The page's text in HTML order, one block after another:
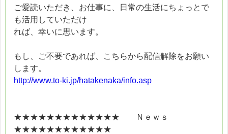
ご愛読いただき、お仕事に、日常の生活にちょっとで
も活用していただけ
れば、幸いに思います。
もし、ご不要であれば、こちらから配信解除をお願い
します。
http://www.to-ki.jp/hatakenaka/info.asp
★★★★★★★★★★★★★ Ｎｅｗｓ
★★★★★★★★★★★★